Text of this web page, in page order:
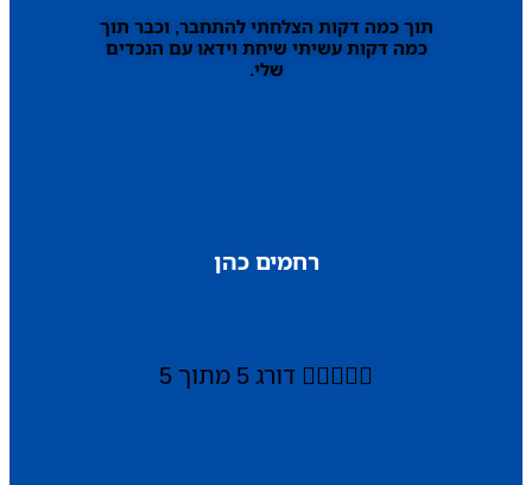
תוך כמה דקות הצלחתי להתחבר, וכבר תוך
כמה דקות עשיתי שיחת וידאו עם הנכדים
שלי.
רחמים כהן
 דורג 5 מתוך 5